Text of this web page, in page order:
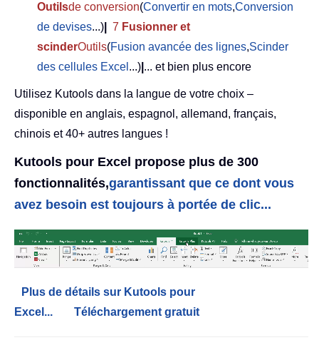
Outilsde conversion(Convertir en mots,Conversion
de devises...) 7 Fusionner et
scinderOutils(Fusion avancée des lignes,Scinder
des cellules Excel ...) ... et bien plus encore
Utilisez Kutools dans la langue de votre choix –
disponible en anglais, espagnol, allemand, français,
chinois et 40+ autres langues !
Kutools pour Excel propose plus de 300
fonctionnalités,garantissant que ce dont vous
avez besoin est toujours à portée de clic...
Plus de détails sur Kutools pour
Excel...
Téléchargement gratuit